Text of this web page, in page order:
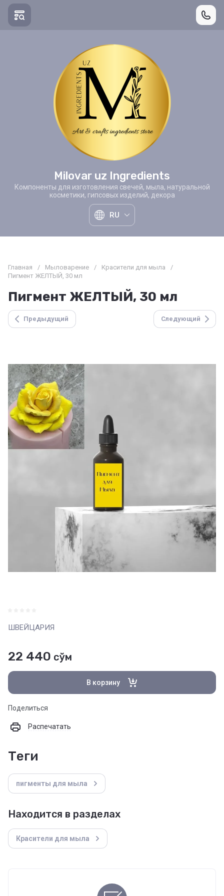
Milovar uz Ingredients
Компоненты для изготовления свечей, мыла, натуральной
косметики, гипсовых изделий, декора
RU
Главная / Мыловарение / Красители для мыла
/
Пигмент ЖЕЛТЫЙ, 30 мл
Пигмент ЖЕЛТЫЙ, 30 мл
Предыдущий Следующий
ШВЕЙЦАРИЯ
22 440 сўм
В корзину
Поделиться
Распечатать
теги
пигменты для мыла
Находится в разделах
Красители для мыла